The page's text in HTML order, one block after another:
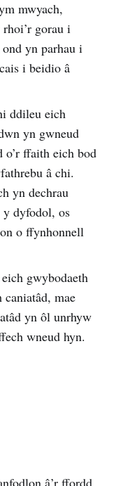
mwyach,
gorau i
yn parhau i
i beidio â
ddileu eich
yn gwneud
ffaith eich bod
â chi.
yn dechrau
dyfodol, os
o ffynhonnell
gwybodaeth
mae
yn ôl unrhyw
wneud hyn.
â’r ffordd